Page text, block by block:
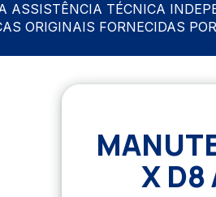
ASSISTÊNCIA TÉCNICA
ORIGINAIS FORNECIDAS
X D8